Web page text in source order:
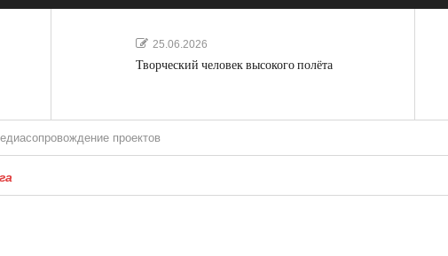
25.06.2026
Творческий человек высокого полёта
проектов